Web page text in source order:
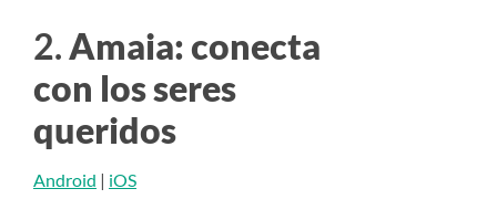
2. Amaia: conecta
con los seres
queridos
Android | iOS